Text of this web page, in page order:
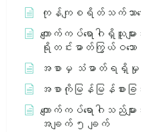
ကုန်ကျစရိတ်သက်သာသေ
ကျောက်ကပ်ရောဂါရှိသူ
ရိုတင်းဓာတ်ကြွယ်ဝသော အ
အစာမှ သံဓာတ်ရရှိမှု
အစာကိုမြန်မြန်စားခြ
ကျောက်ကပ်ရောဂါသည်မ
အချက် ၅ ချက်